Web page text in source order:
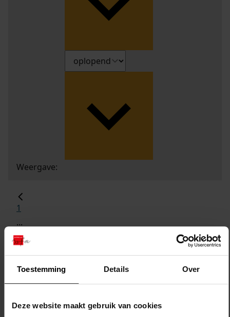
Toestemming Details Over
Deze website maakt gebruik van cookies
Weergave:
1
...
2
4
...